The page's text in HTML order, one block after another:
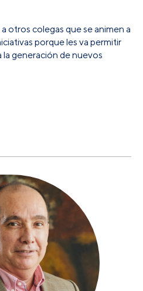
otros colegas que se animen a
porque les va permitir
la generación de nuevos